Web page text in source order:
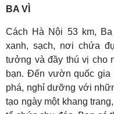
BA VÌ
Cách Hà Nội 53 km,
xanh, sạch, nơi chứa
tưởng và đầy thú vị cho
bạn. Đến vườn quốc gia
phá, nghỉ dưỡng với
tạo ngày một khang